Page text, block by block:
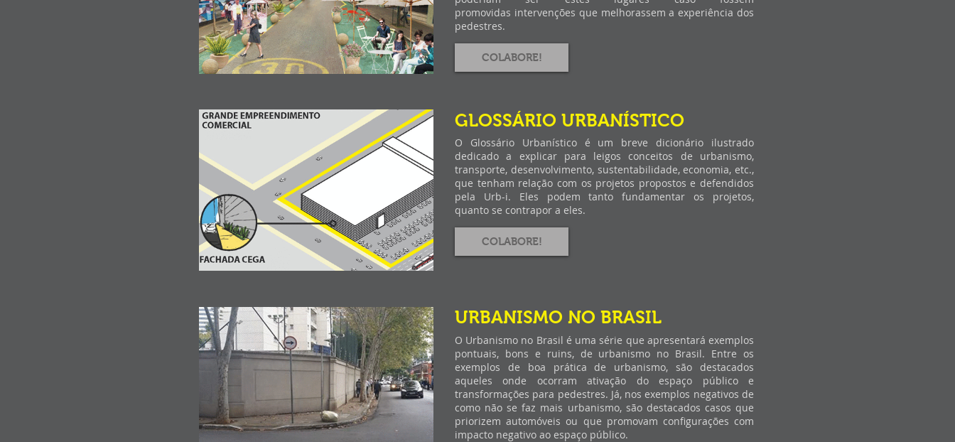
promovidas intervenções que melhorassem a experiência dos
pedestres.
COLABORE!
GLOSSÁRIO URBANÍSTICO
O Glossário Urbanístico é um breve dicionário ilustrado
dedicado a explicar para leigos conceitos de urbanismo,
transporte, desenvolvimento, sustentabilidade, economia, etc.,
que tenham relação com os projetos propostos e defendidos
pela Urb-i. Eles podem tanto fundamentar os projetos,
quanto se contrapor a eles.
COLABORE!
URBANISMO NO BRASIL
O Urbanismo no Brasil é uma série que apresentará exemplos
pontuais, bons e ruins, de urbanismo no Brasil. Entre os
exemplos de boa prática de urbanismo, são destacados
aqueles onde ocorram ativação do espaço público e
transformações para pedestres. Já, nos exemplos negativos de
como não se faz mais urbanismo, são destacados casos que
priorizem automóveis ou que promovam configurações com
impacto negativo ao espaço público.